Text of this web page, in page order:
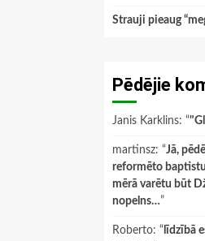
Strauji pieaug
Pēdējie
Janis Karklins: “
martinsz: “Jā,
reformēto
mērā varētu būt
nopelns…”
Roberto: “ līdzībā